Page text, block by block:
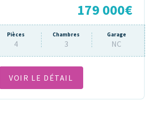
179 000€
Pièces
4
Chambres
3
Garage
NC
VOIR LE DÉTAIL